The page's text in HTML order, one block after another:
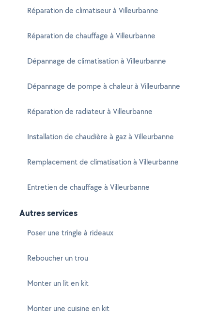
Réparation de climatiseur à Villeurbanne
Réparation de chauffage à Villeurbanne
Dépannage de climatisation à Villeurbanne
Dépannage de pompe à chaleur à Villeurbanne
Réparation de radiateur à Villeurbanne
Installation de chaudière à gaz à Villeurbanne
Remplacement de climatisation à Villeurbanne
Entretien de chauffage à Villeurbanne
Autres services
Poser une tringle à rideaux
Reboucher un trou
Monter un lit en kit
Monter une cuisine en kit